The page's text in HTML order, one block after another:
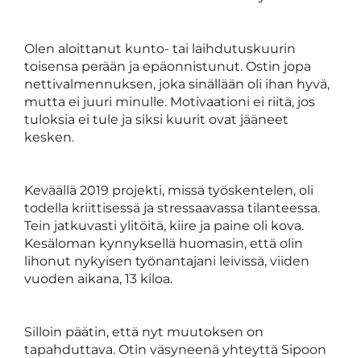
Olen aloittanut kunto- tai laihdutuskuurin
toisensa perään ja epäonnistunut. Ostin jopa
nettivalmennuksen, joka sinällään oli ihan hyvä,
mutta ei juuri minulle. Motivaationi ei riitä, jos
tuloksia ei tule ja siksi kuurit ovat jääneet
kesken.
Keväällä 2019 projekti, missä työskentelen, oli
todella kriittisessä ja stressaavassa tilanteessa.
Tein jatkuvasti ylitöitä, kiire ja paine oli kova.
Kesäloman kynnyksellä huomasin, että olin
lihonut nykyisen työnantajani leivissä, viiden
vuoden aikana, 13 kiloa.
Silloin päätin, että nyt muutoksen on
tapahduttava. Otin väsyneenä yhteyttä Sipoon